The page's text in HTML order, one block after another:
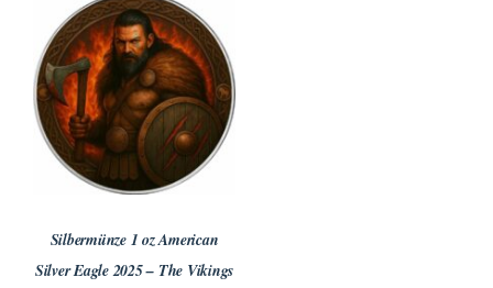
Silbermünze 1 oz American
Silver Eagle 2025 – The Vikings